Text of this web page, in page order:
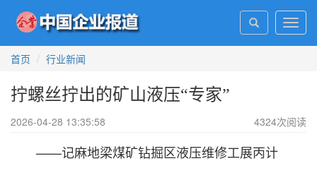
首页
行业新闻
拧螺丝拧出的矿山液压“专家”
2026-04-28 13:35:58 4324次阅读
——记麻地梁煤矿钻掘区液压维修工展丙计